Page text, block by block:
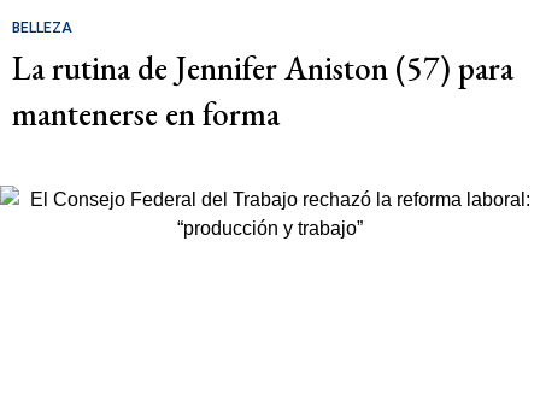
BELLEZA
La rutina de Jennifer Aniston (57) para
mantenerse en forma